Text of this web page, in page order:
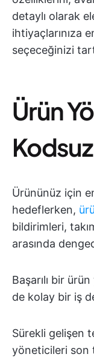
detaylı olarak
ihtiyaçlarınıza
seçeceğinizi
Ürün
Ürününüz için
hedeflerken,
bildirimleri,
arasında
Başarılı bir
de kolay bir iş
Sürekli gelişen
yöneticileri son